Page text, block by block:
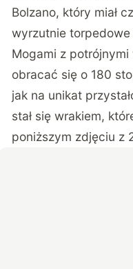
Bolzano, który miał
wyrzutnie
Mogami z potrójnymi
obracać się o 180
jak na unikat
stał się wrakiem,
poniższym zdjęciu z